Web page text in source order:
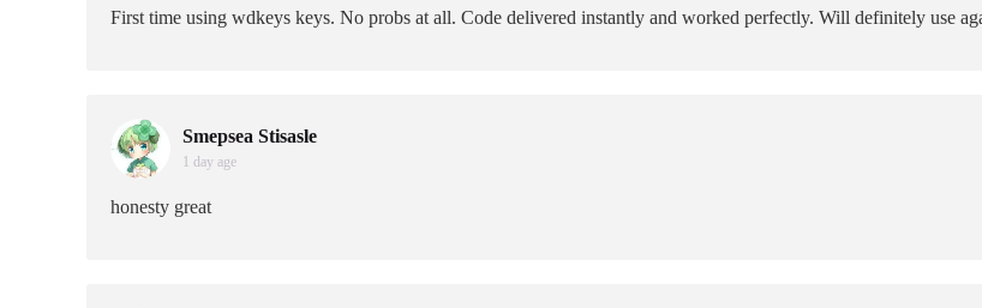
First time using wdkeys keys. No probs at all. Code delivered instantly and worked perfectly. Will definitely use
Smepsea Stisasle
1 day age
honesty great